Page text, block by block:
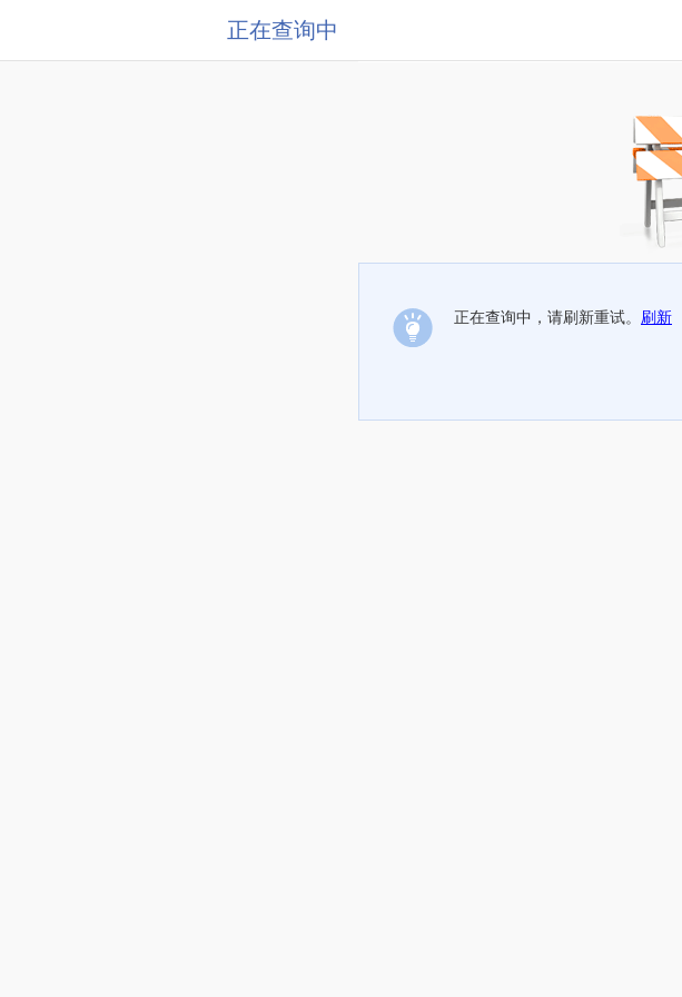
正在查询中
正在查询中，请刷新重试。 刷新